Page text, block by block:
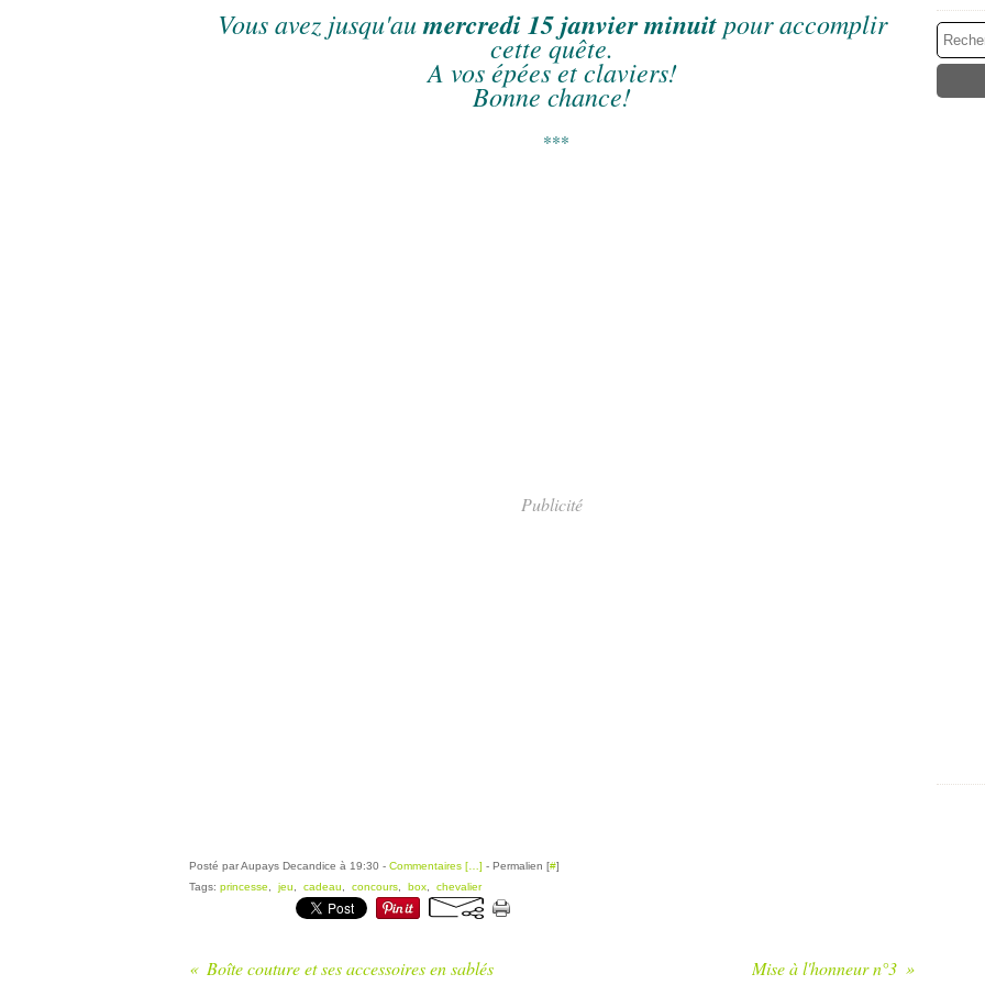
Vous avez jusqu'aumercredi 15 janvier minuitpour accomplir
cette quête.
A vos épées et claviers!
Bonne chance!
***
Publicité
Posté par Aupays Decandice à 19:30 - Commentaires [ ] - Permalien [#]
Tags: princesse jeu cadeau concours box chevalier
Boîte couture et ses accessoires en sablés Mise à l'honneur n°3